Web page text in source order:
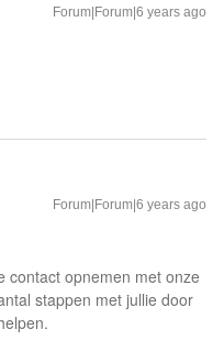
Forum|Forum|6 years ago
Forum|Forum|6 years ago
contact opnemen met onze
stappen met jullie door